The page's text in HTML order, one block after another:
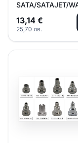
SATA/SATAJET/
13,14 €
25,70 лв.